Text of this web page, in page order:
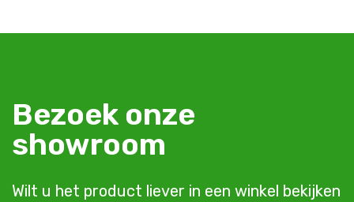
Bezoek onze
showroom
Wilt u het product liever in een winkel bekijken